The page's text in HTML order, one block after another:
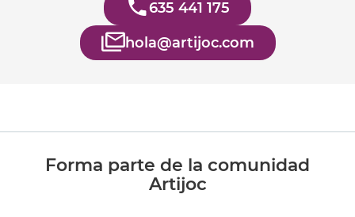
635 441 175
hola@artijoc.com
Forma parte de la comunidad
Artijoc